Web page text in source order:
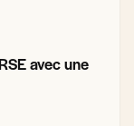
avec une